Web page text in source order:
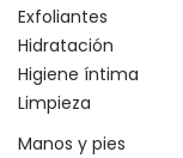
Exfoliantes
Hidratación
Higiene íntima
Limpieza
Manos y pies